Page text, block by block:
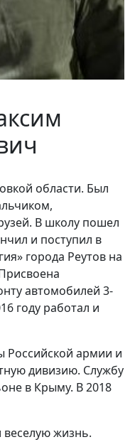
области. Был
В школу пошел
и поступил в
города Реутов на
автомобилей 3-
году работал и
Российской армии и
дивизию. Службу
в Крыму. В 2018
жизнь.